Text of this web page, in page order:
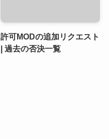
許可MODの追加リクエスト
| 過去の否決一覧